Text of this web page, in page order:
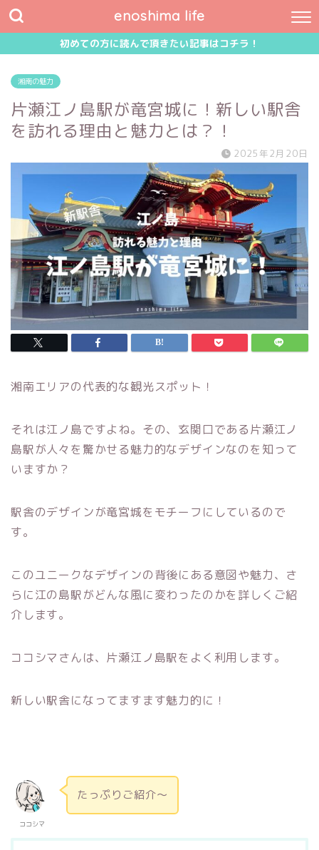
enoshima life
初めての方に読んで頂きたい記事はコチラ！
湘南の魅力
片瀬江ノ島駅が竜宮城に！新しい駅舎
を訪れる理由と魅力とは？！
2025年2月20日
湘南エリアの代表的な観光スポット！
それは江ノ島ですよね。その、玄関口である片瀬江ノ
島駅が人々を驚かせる魅力的なデザインなのを知って
いますか？
駅舎のデザインが竜宮城をモチーフにしているので
す。
このユニークなデザインの背後にある意図や魅力、さ
らに江の島駅がどんな風に変わったのかを詳しくご紹
介します。
ココシマさんは、片瀬江ノ島駅をよく利用します。
新しい駅舎になってますます魅力的に！
ココシマ
たっぷりご紹介～